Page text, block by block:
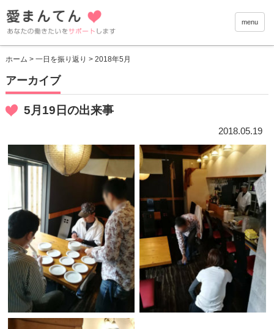
愛まん
menu
ホーム > 一日を振り返り > 2018年5月
アーカイブ
5月19日の出来事
2018.05.19